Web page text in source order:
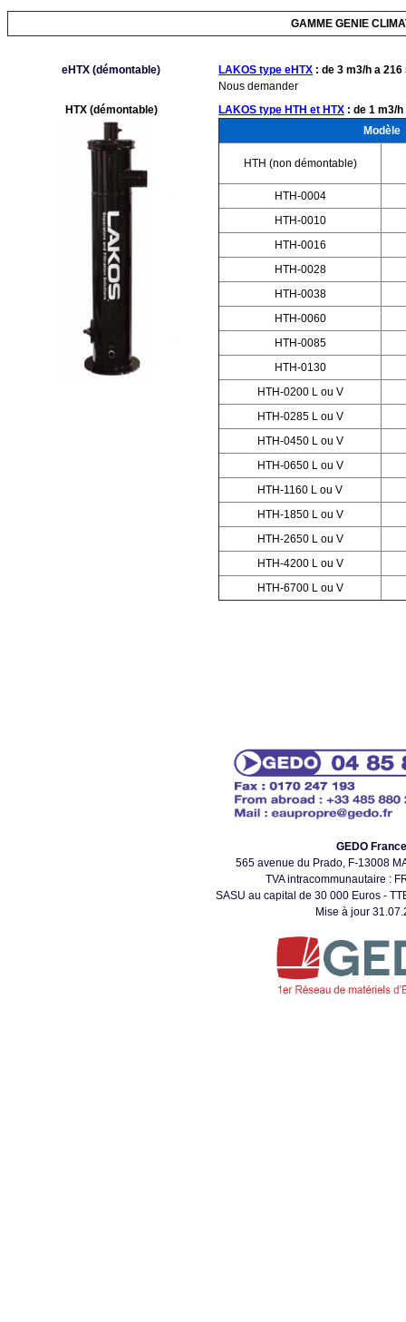
GAMME GENIE
eHTX (démontable) LAKOS type eHTX : de 3 m3/h a 216
Nous demander
HTX (démontable)
LAKOS type HTH et HTX : de 1 m3/
Modèle
HTH (non démontable)
HTH-0004
HTH-0010
HTH-0016
HTH-0028
HTH-0038
HTH-0060
HTH-0085
HTH-0130
HTH-0200 L ou V
HTH-0285 L ou V
HTH-0450 L ou V
HTH-0650 L ou V
HTH-1160 L ou V
HTH-1850 L ou V
HTH-2650 L ou V
HTH-4200 L ou V
HTH-6700 L ou V
GEDO France
565 avenue du Prado, F-13008
TVA intracommunautaire :
SASU au capital de 30 000 Euros -
Mise à jour